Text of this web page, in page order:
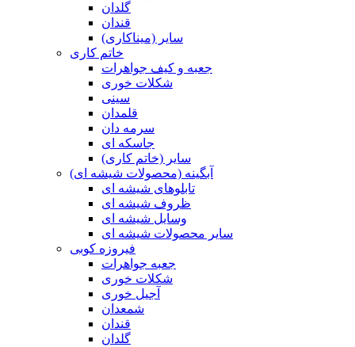
گلدان
قندان
سایر (میناکاری)
خاتم کاری
جعبه و کیف جواهرات
شکلات خوری
سینی
قلمدان
سرمه دان
جاسکه ای
سایر (خاتم کاری)
آبگینه (محصولات شیشه ای)
تابلوهای شیشه ای
ظروف شیشه ای
وسایل شیشه ای
سایر محصولات شیشه ای
فیروزه کوبی
جعبه جواهرات
شکلات خوری
آجیل خوری
شمعدان
قندان
گلدان